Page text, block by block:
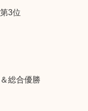
3位
総合優勝